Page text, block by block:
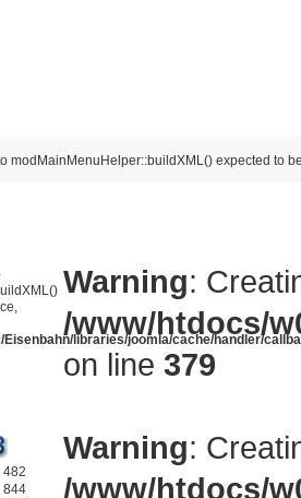
modMainMenuHelper::buildXML() expected to
Eisenbahn/libraries/joomla/cache/handler/
482
844
Warning:
/www/htdocs/
on line 379
Warning:
/www/htdocs/